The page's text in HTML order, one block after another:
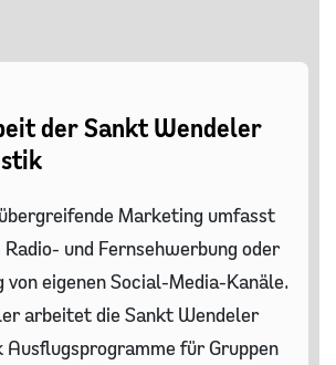
der Sankt Wendeler
Marketing umfasst
und Fernsehwerbung oder
von eigenen Social-Media-Kanäle.
arbeitet die Sankt Wendeler
Ausflugsprogramme für Gruppen